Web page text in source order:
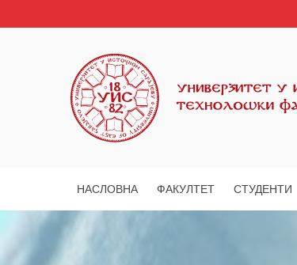
НАСЛОВНА ФАКУЛТЕТ СТУДЕНТИ